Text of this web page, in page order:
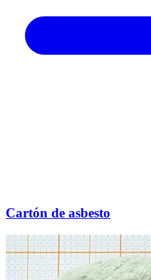
Cartón de asbesto